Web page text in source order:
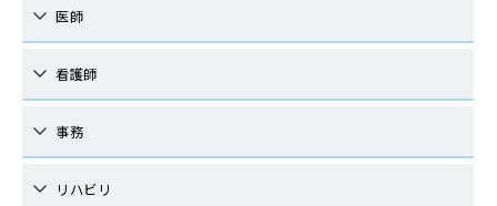
医師
看護師
事務
リハビリ